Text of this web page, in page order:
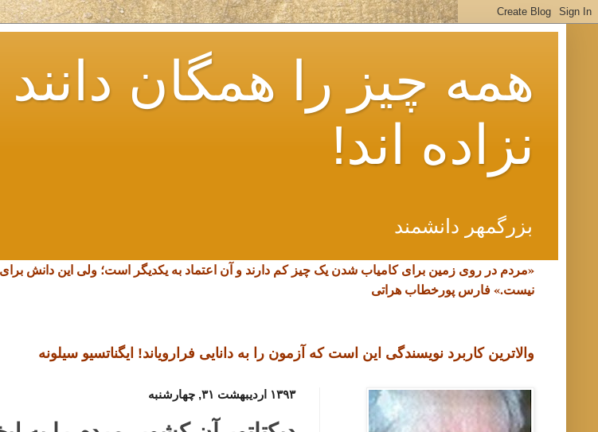
همه چیز را همگان
نزاده اند!
بزرگمهر دانشمند
«مردم در روی زمین برای کامیاب شدن یک چیز کم دارند و آن اعتماد به یکدیگر است؛ ولی این
نیست.» فارس پورخطاب هراتی
والاترین کاربرد نویسندگی این است که آزمون را به دانایی فرارویاند! ایگناتسیو سیلونه
۱۳۹۳ اردیبهشت ۳۱, چهارشنبه